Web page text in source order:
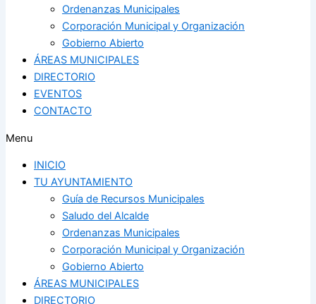
Ordenanzas Municipales
Corporación Municipal y Organización
Gobierno Abierto
ÁREAS MUNICIPALES
DIRECTORIO
EVENTOS
CONTACTO
Menu
INICIO
TU AYUNTAMIENTO
Guía de Recursos Municipales
Saludo del Alcalde
Ordenanzas Municipales
Corporación Municipal y Organización
Gobierno Abierto
ÁREAS MUNICIPALES
DIRECTORIO